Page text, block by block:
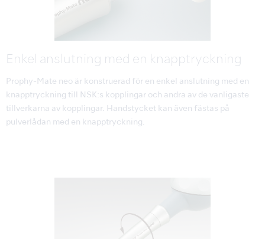
Enkel anslutning med en knapptryckning
Prophy-Mate neo är konstruerad för en enkel anslutning med en
knapptryckning till NSK:s kopplingar och andra av de vanligaste
tillverkarna av kopplingar. Handstycket kan även fästas på
pulverlådan med en knapptryckning.